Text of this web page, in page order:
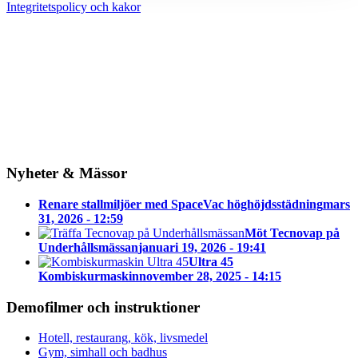
Integritetspolicy och kakor
Nyheter & Mässor
Renare stallmiljöer med SpaceVac höghöjdsstädningmars
31, 2026 - 12:59
Möt Tecnovap på
Underhållsmässanjanuari 19, 2026 - 19:41
Ultra 45
Kombiskurmaskinnovember 28, 2025 - 14:15
Demofilmer och instruktioner
Hotell, restaurang, kök, livsmedel
Gym, simhall och badhus